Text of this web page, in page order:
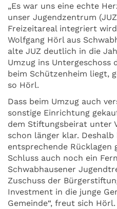
„Es war uns eine echte
unser Jugendzentrum
Freizeitareal integriert
Wolfgang Hörl aus
alte JUZ deutlich in die
Umzug ins Untergeschoss
beim Schützenheim liegt,
so Hörl.
Dass beim Umzug auch
sonstige Einrichtung
dem Stiftungsbeirat unter
schon länger klar.
entsprechende Rücklagen
Schluss auch noch ein
Schwabhausener
Zuschuss der
Investment in die junge
Gemeinde“, freut sich Hörl.